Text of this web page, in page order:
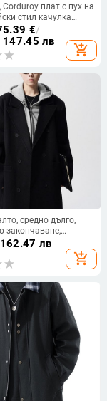
плат с пух на
стил качулка
редовна
ръкави, есен 2025
€/
лв
add_shopping_cart
средно дълго,
закопчаване,
яка
162.47 лв
add_shopping_cart